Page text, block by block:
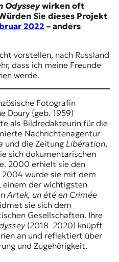
Odysseywirken oft
Sie dieses Projekt
2022 – anders
vorstellen, nach Russland
dass ich meine Freunde
werde.
Fotografin
Doury (geb. 1959)
als Bildredakteurin für die
Nachrichtenagentur
und die ZeitungLibération,
sich dokumentarischen
2000 erhielt sie den
2004 wurde sie mit dem
einem der wichtigsten
Artek, un été en Crimée
sie sich dem
Gesellschaften. Ihre
(2018–2020) knüpft
an und reflektiert über
und Zugehörigkeit.